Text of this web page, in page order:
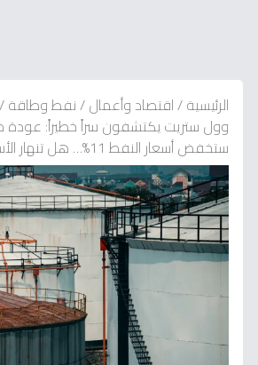
الرئيسية/اقتصاد وأعمال/نفط وطاقة/
وول ستريت يكتشفون سراً خطيراً:
ستخفض أسعار النفط 11%… هل تنهار الأسواق خلال أسابيع؟